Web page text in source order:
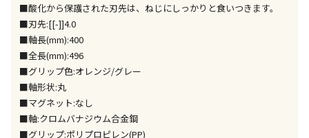
委託業者によりお届けする商品です
※ほか商品との同時購入はできません。お手数です
が、ご購入手続きを分けてお買い求めください
※支払い方法の代金引換は選択できません。
※電話注文はできません。
宅配のみでお届けする商品です（店舗受取は選択でき
ません）
※「宅配・店舗受取」「宅配のみ」マークの商品のみ
■酸化から保護された刃先は、ねじにしっかりと食いつきます。
■刃先:[[-]]4.0
■軸長(mm):400
■全長(mm):496
■グリップ色:オレンジ/グレー
■軸形状:丸
■マグネット:なし
■軸:クロムバナジウム合金鋼
■グリップ:ポリプロピレン(PP)